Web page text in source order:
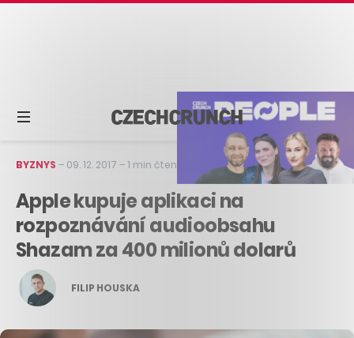
BYZNYS – 09. 12. 2017 –1 min čtení
Apple kupuje aplikaci na
rozpoznávání audioobsahu
Shazam za 400 milionů dolarů
FILIP HOUSKA